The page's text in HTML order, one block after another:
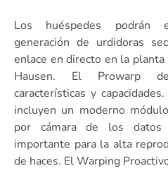
Los huéspedes podrán
generación de urdidoras
enlace en directo en la
Hausen. El Prowarp
características y
incluyen un moderno
por cámara de los datos
importante para la alta
de haces. El Warping